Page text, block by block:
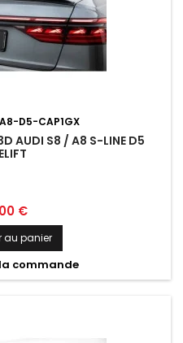
D5-CAP1GX
AUDI S8 / A8 S-LINE D5
€
au panier
commande